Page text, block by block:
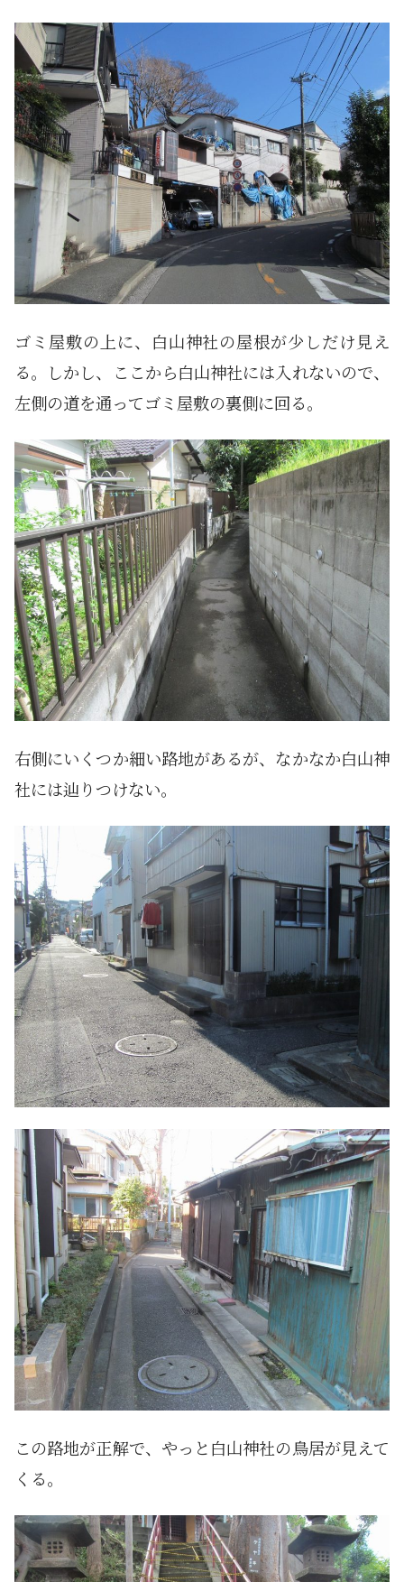
ゴミ屋敷の上に、白山神社の屋根が少しだけ見え
る。しかし、ここから白山神社には入れないので、
左側の道を通ってゴミ屋敷の裏側に回る。
右側にいくつか細い路地があるが、なかなか白山神
社には辿りつけない。
この路地が正解で、やっと白山神社の鳥居が見えて
くる。